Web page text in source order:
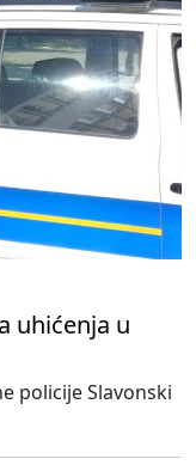
uhićenja u
policije Slavonski